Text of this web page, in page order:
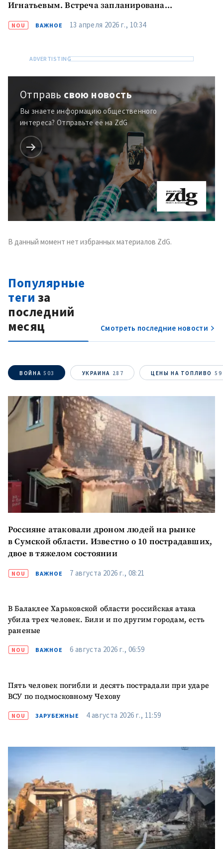
Отправить
О ZDG
în Română in English
Игнатьевым. Встреча запланирована
NOU ВАЖНОЕ 13 апреля 2026 г., 10:34
Отправь свою новость
Вы знаете информацию общественного
интереса? Отправьте её на ZdG
В данный момент нет избранных материалов ZdG.
Популярные
теги за
последний
месяц
Смотреть последние новости
ВОЙНА 503 УКРАИНА 287 ЦЕНЫ НА ТОПЛИВО 59
Россияне атаковали дроном людей на рынке
в Сумской области. Известно о 10 пострадавших,
двое в тяжелом состоянии
NOU ВАЖНОЕ 7 августа 2026 г., 08:21
В Балаклее Харьковской области российская атака
убила трех человек. Били и по другим городам, есть
раненые
NOU ВАЖНОЕ 6 августа 2026 г., 06:59
Пять человек погибли и десять пострадали при ударе
ВСУ по подмосковному Чехову
NOU ЗАРУБЕЖНЫЕ 4 августа 2026 г., 11:59
МОЯ НОВОСТЬ
Заголовок новости
+ Добавить